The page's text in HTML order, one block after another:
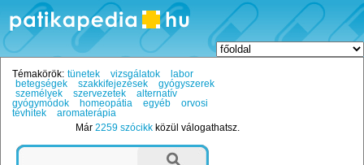
Témakörök: tünetek vizsgálatok
labor
betegségek
szakkifejezések
gyógyszerek
személyek
szervezetek
alternatív
gyógymódok
homeopátia egyéb
orvosi
tévhitek
aromaterápia
Már2259 szócikk közül válogathatsz.